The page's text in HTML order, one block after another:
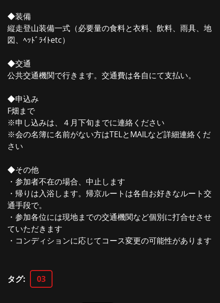
◆装備
縦走登山装備一式（必要量の食料と衣料、飲料、雨具、地
図、ﾍｯﾄﾞﾗｲﾄetc）
◆交通
公共交通機関で行きます。交通費は各自にて支払い。
◆申込み
F畑まで
※申し込みは、４月下旬までに連絡ください
※会の名簿に名前がない方はTELとMAILなど詳細連絡くだ
さい
◆その他
・参加者不在の場合、中止します
・帰りは入浴します。帰京ルートは各自お好きなルート交
通手段で。
・参加各位には現地までの交通機関など個別に打合せさせ
ていただきます
・コンディションに応じてコース変更の可能性があります
タグ: 03